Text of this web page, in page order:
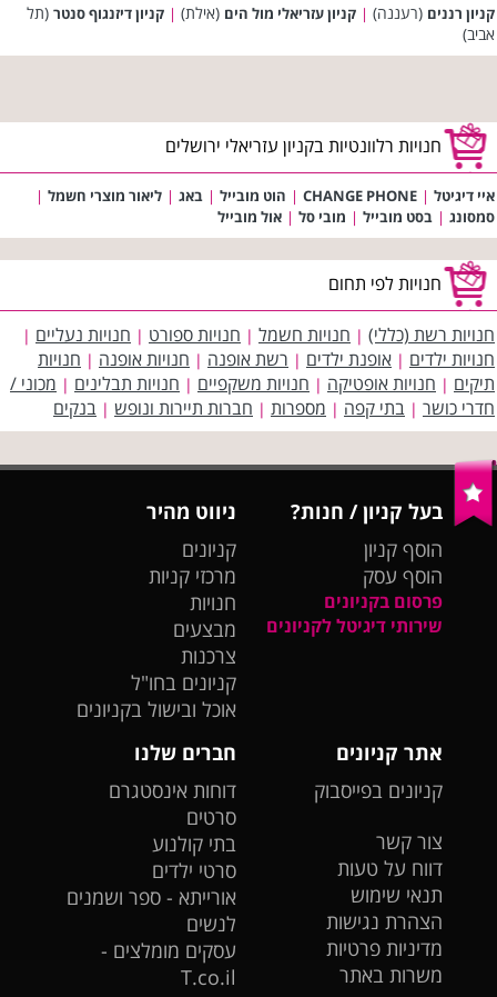
קניון רננים (רעננה) | קניון עזריאלי מול הים (אילת) | קניון דיזנגוף סנטר (תל
אביב)
חנויות רלוונטיות בקניון עזריאלי ירושלים
איי דיגיטל |
CHANGE PHONE
| הוט מובייל | באג | ליאור מוצרי חשמל |
סמסונג | בסט מובייל | מובי סל | אול מובייל
חנויות לפי תחום
חנויות רשת (כללי) | חנויות חשמל | חנויות ספורט | חנויות נעליים |
חנויות ילדים | אופנת ילדים | רשת אופנה | חנויות אופנה | חנויות
תיקים | חנויות אופטיקה | חנויות משקפיים | חנויות תבלינים | מכוני /
חדרי כושר | בתי קפה | מספרות | חברות תיירות ונופש | בנקים
בעל קניון / חנות?
הוסף קניון
הוסף עסק
פרסום בקניונים
שירותי דיגיטל לקניונים
ניווט מהיר
קניונים
מרכזי קניות
חנויות
מבצעים
צרכנות
קניונים בחו"ל
אוכל ובישול בקניונים
אתר קניונים
קניונים בפייסבוק
צור קשר
דווח על טעות
תנאי שימוש
הצהרת נגישות
מדיניות פרטיות
משרות באתר
חברים שלנו
דוחות אינסטגרם
סרטים
בתי קולנוע
סרטי ילדים
אורייתא - ספר ושמנים
לנשים
עסקים מומלצים -
T.co.il